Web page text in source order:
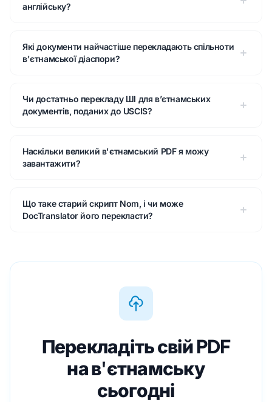
англійську?
Які документи найчастіше перекладають спільноти
в'єтнамської діаспори?
Чи достатньо перекладу ШІ для в’єтнамських
документів, поданих до USCIS?
Наскільки великий в'єтнамський PDF я можу
завантажити?
Що таке старий скрипт Nom, і чи може
DocTranslator його перекласти?
Перекладіть свій PDF
на в'єтнамську
сьогодні